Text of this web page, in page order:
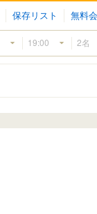
保存リスト 無料